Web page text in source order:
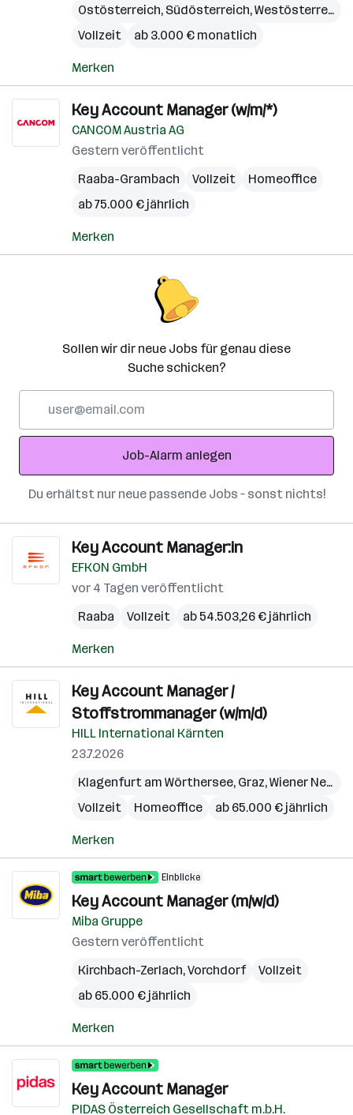
Ostösterreich, Südösterreich,Westösterreich
Vollzeit
ab 3.000 € monatlich
Merken
Key Account Manager (w/m/*)
CANCOM Austria AG
Gestern veröffentlicht
Raaba-Grambach
Vollzeit
Homeoffice
ab 75.000 € jährlich
Merken
Sollen wir dir neue Jobs für genau diese
Suche schicken?
Adresse
Job-Alarm anlegen
Du erhältst nur neue passende Jobs – sonst nichts!
Key Account Manager:in
EFKON GmbH
vor 4 Tagen veröffentlicht
Raaba
Vollzeit ab 54.503,26 € jährlich
Merken
Key Account Manager /
Stoffstrommanager (w/m/d)
HILL International Kärnten
23.7.2026
Klagenfurt am Wörthersee, Graz,Wiener Neustadt
Vollzeit
Homeoffice ab 65.000 € jährlich
Merken
Einblicke
Key Account Manager (m/w/d)
Miba Gruppe
Gestern veröffentlicht
Kirchbach-Zerlach,Vorchdorf
Vollzeit
ab 65.000 € jährlich
Merken
Key Account Manager
PIDAS Österreich Gesellschaft m.b.H.